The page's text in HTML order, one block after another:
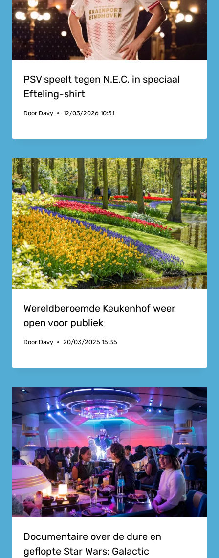
PSV speelt tegen N.E.C. in speciaal
Efteling-shirt
Door Davy 12/03/2026 10:51
Wereldberoemde Keukenhof weer
open voor publiek
Door Davy 20/03/2025 15:35
Documentaire over de dure en
geflopte Star Wars: Galactic